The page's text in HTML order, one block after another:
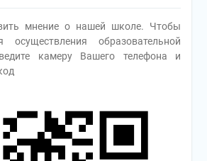
мнение о нашей школе. Чтобы
осуществления образовательной
камеру Вашего телефона и